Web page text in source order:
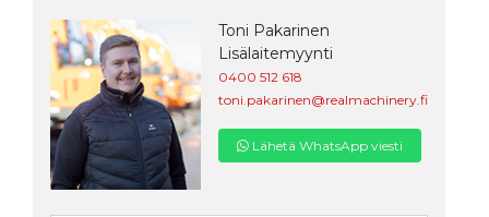
Toni Pakarinen
Lisälaitemyynti
0400 512 618
toni.pakarinen@realmachinery.fi
Lähetä WhatsApp viesti